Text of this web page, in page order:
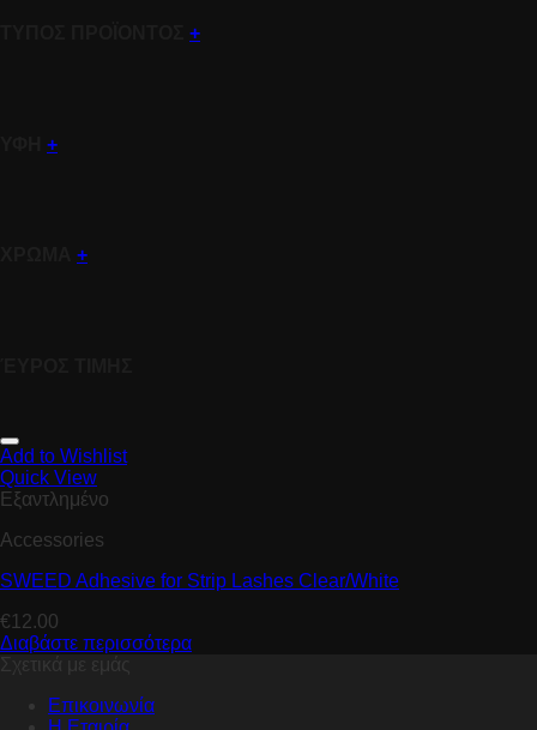
+
+
+
Add to Wishlist
Quick View
Εξαντλημένο
Accessories
SWEED Adhesive for Strip Lashes Clear/White
€12.00
Διαβάστε περισσότερα
Σχετικά με εμάς
Επικοινωνία